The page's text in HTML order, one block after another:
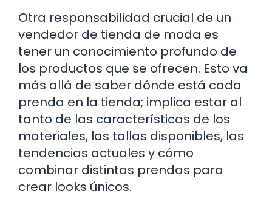
Otra responsabilidad crucial de un
vendedor de tienda de moda es
tener un conocimiento profundo de
los productos que se ofrecen. Esto va
más allá de saber dónde está cada
prenda en la tienda; implica estar al
tanto de las características de los
materiales, las tallas disponibles, las
tendencias actuales y cómo
combinar distintas prendas para
crear looks únicos.